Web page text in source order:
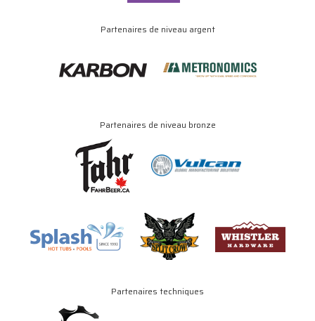
Partenaires de niveau argent
Partenaires de niveau bronze
Partenaires techniques